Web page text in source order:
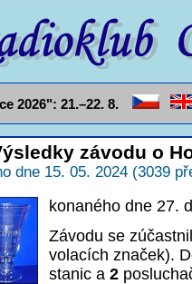
2026": 21.–22. 8.
závodu o
dne 15. 05. 2024 (3039
konaného dne 27.
Závodu se
volacích značek).
stanic a 2